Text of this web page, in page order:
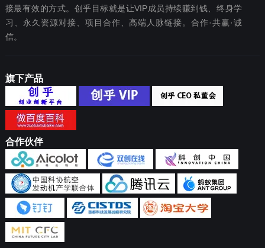
接最有效‬的方式。创乎目标就是让VIP成员持续赚到钱、终身学
习、永久资源对接、项目合作、高端人脉链接。合作·共赢·诚
信。
旗下产品
合作伙伴